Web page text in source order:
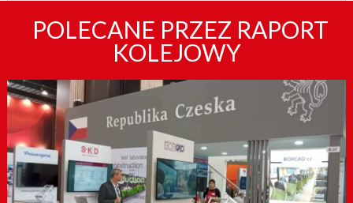
POLECANE PRZEZ RAPORT
KOLEJOWY